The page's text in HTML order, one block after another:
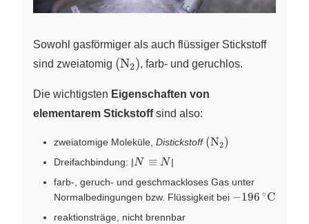
Sowohl gasförmiger als auch flüssiger Stickstoff
sind zweiatomig \left(
\right)
(NX
2), farb- und geruchlos.
Die wichtigsten Eigenschaften von
elementarem Stickstoffsind also:
zweiatomige Moleküle, Distickstoff \left(
(NX
2)
Dreifachbindung: |N \equiv N
N ≡ N |
farb-, geruch- und geschmackloses Gas unter
Normalbedingungen bzw. Flüssigkeit bei {-
−196 ∘C
reaktionsträge, nicht brennbar